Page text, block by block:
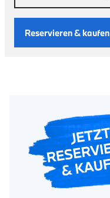
Reservieren & kaufen